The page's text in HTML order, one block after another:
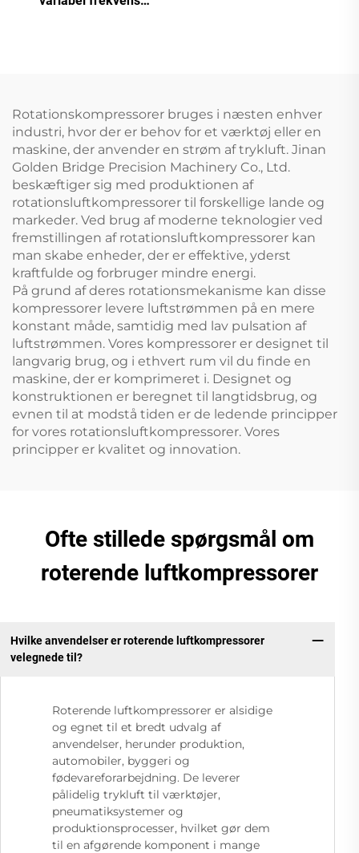
Rotationskompressorer bruges i næsten enhver
industri, hvor der er behov for et værktøj eller en
maskine, der anvender en strøm af trykluft. Jinan
Golden Bridge Precision Machinery Co., Ltd.
beskæftiger sig med produktionen af
rotationsluftkompressorer til forskellige lande og
markeder. Ved brug af moderne teknologier ved
fremstillingen af rotationsluftkompressorer kan
man skabe enheder, der er effektive, yderst
kraftfulde og forbruger mindre energi.
På grund af deres rotationsmekanisme kan disse
kompressorer levere luftstrømmen på en mere
konstant måde, samtidig med lav pulsation af
luftstrømmen. Vores kompressorer er designet til
langvarig brug, og i ethvert rum vil du finde en
maskine, der er komprimeret i. Designet og
konstruktionen er beregnet til langtidsbrug, og
evnen til at modstå tiden er de ledende principper
for vores rotationsluftkompressorer. Vores
principper er kvalitet og innovation.
Ofte stillede spørgsmål om
roterende luftkompressorer
Hvilke anvendelser er roterende luftkompressorer
velegnede til?
Roterende luftkompressorer er alsidige
og egnet til et bredt udvalg af
anvendelser, herunder produktion,
automobiler, byggeri og
fødevareforarbejdning. De leverer
pålidelig trykluft til værktøjer,
pneumatiksystemer og
produktionsprocesser, hvilket gør dem
til en afgørende komponent i mange